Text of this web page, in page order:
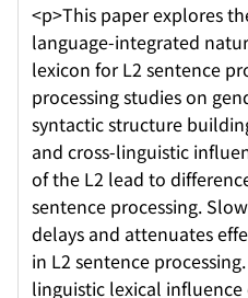
<p>This paper explores
language-integrated
lexicon for L2 sentence
processing studies on
syntactic structure
and cross-linguistic
of the L2 lead to
sentence processing.
delays and attenuates
in L2 sentence
linguistic lexical